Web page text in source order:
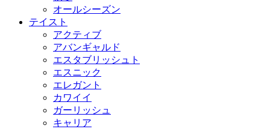
オールシーズン
テイスト
アクティブ
アバンギャルド
エスタブリッシュト
エスニック
エレガント
カワイイ
ガーリッシュ
キャリア